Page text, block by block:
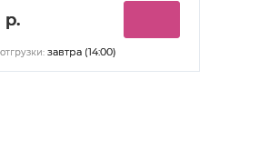
р.
завтра (14:00)